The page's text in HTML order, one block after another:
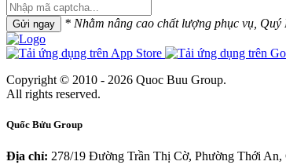
Gửi ngay * Nhằm nâng cao chất lượng phục vụ,
Copyright © 2010 - 2026 Quoc Buu Group.
All rights reserved.
Quốc Bửu Group
Địa chỉ: 278/19 Đường Trần Thị Cờ, Phường Thới